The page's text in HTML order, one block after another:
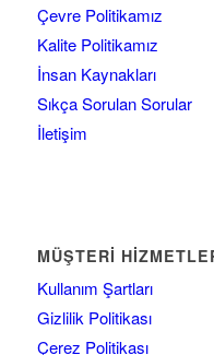
Çevre Politikamız
Kalite Politikamız
İnsan Kaynakları
Sıkça Sorulan Sorular
İletişim
MÜŞTERI
Kullanım Şartları
Gizlilik Politikası
Çerez Politikası